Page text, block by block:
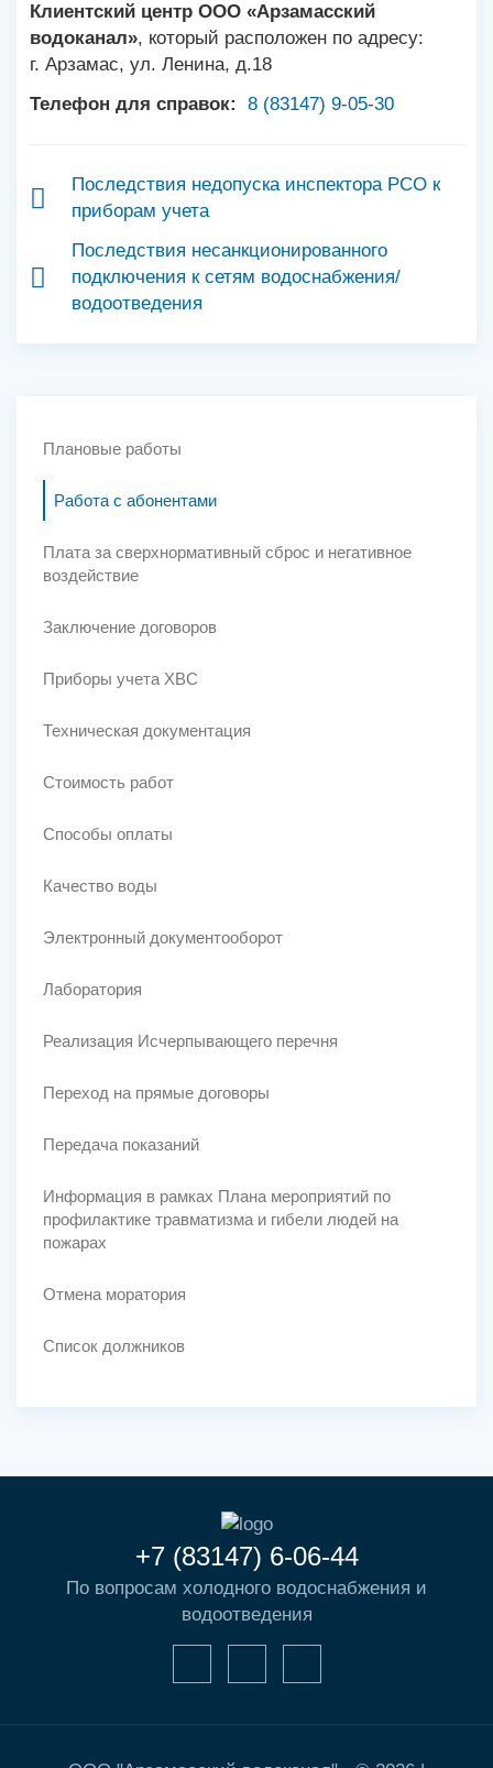
Клиентский центр ООО «Арзамасский
водоканал», который расположен по адресу:
г. Арзамас, ул. Ленина, д.18
Телефон для справок:
8 (83147) 9-05-30
Последствия недопуска инспектора РСО к
приборам учета
Последствия несанкционированного
подключения к сетям водоснабжения/
водоотведения
Плановые работы
Работа с абонентами
Плата за сверхнормативный сброс и негативное
воздействие
Заключение договоров
Приборы учета ХВС
Техническая документация
Стоимость работ
Способы оплаты
Качество воды
Электронный документооборот
Лаборатория
Реализация Исчерпывающего перечня
Переход на прямые договоры
Передача показаний
Информация в рамках Плана мероприятий по
профилактике травматизма и гибели людей на
пожарах
Отмена моратория
Список должников
+7 (83147) 6-06-44
По вопросам холодного водоснабжения и
водоотведения